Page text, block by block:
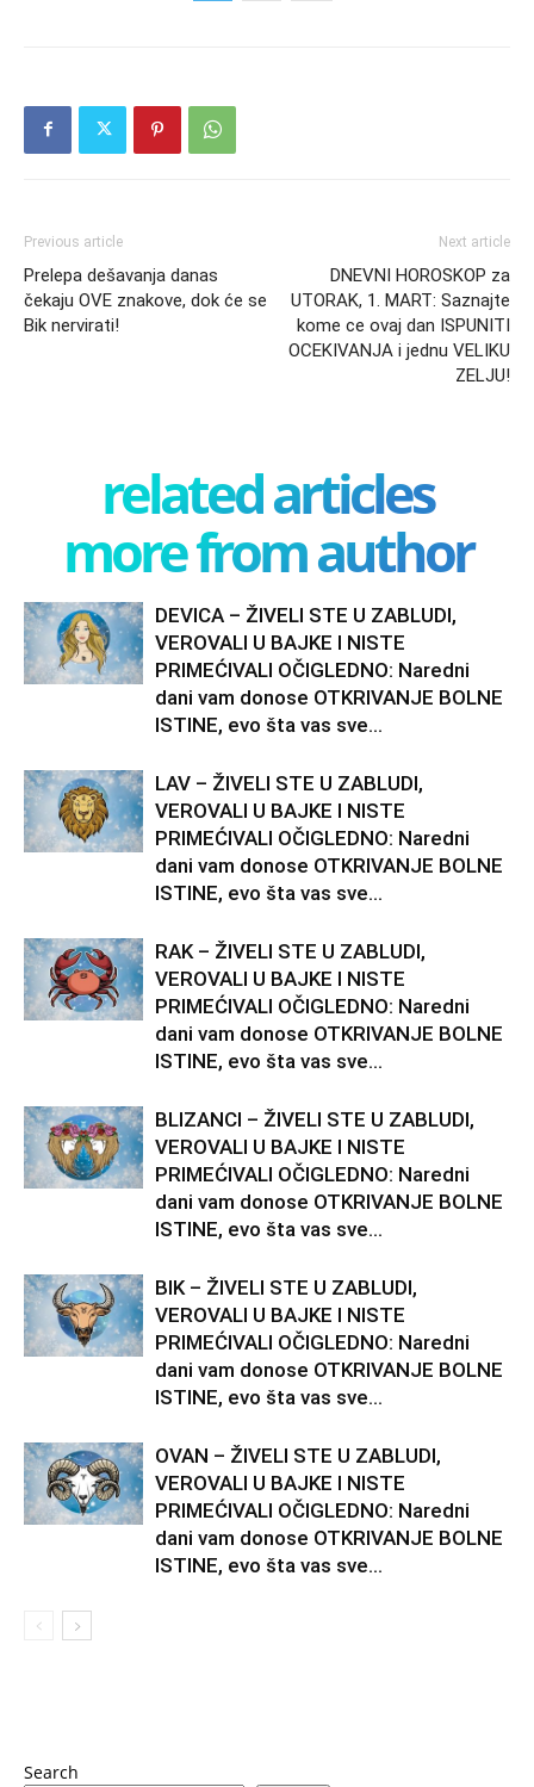
Previous article
Prelepa dešavanja danas
čekaju OVE znakove, dok će se
Bik nervirati!
Next article
DNEVNI HOROSKOP za
UTORAK, 1. MART: Saznajte
kome ce ovaj dan ISPUNITI
OCEKIVANJA i jednu VELIKU
ZELJU!
related articles
more from author
DEVICA – ŽIVELI STE U ZABLUDI,
VEROVALI U BAJKE I NISTE
PRIMEĆIVALI OČIGLEDNO: Naredni
dani vam donose OTKRIVANJE BOLNE
ISTINE, evo šta vas sve...
LAV – ŽIVELI STE U ZABLUDI,
VEROVALI U BAJKE I NISTE
PRIMEĆIVALI OČIGLEDNO: Naredni
dani vam donose OTKRIVANJE BOLNE
ISTINE, evo šta vas sve...
RAK – ŽIVELI STE U ZABLUDI,
VEROVALI U BAJKE I NISTE
PRIMEĆIVALI OČIGLEDNO: Naredni
dani vam donose OTKRIVANJE BOLNE
ISTINE, evo šta vas sve...
BLIZANCI – ŽIVELI STE U ZABLUDI,
VEROVALI U BAJKE I NISTE
PRIMEĆIVALI OČIGLEDNO: Naredni
dani vam donose OTKRIVANJE BOLNE
ISTINE, evo šta vas sve...
BIK – ŽIVELI STE U ZABLUDI,
VEROVALI U BAJKE I NISTE
PRIMEĆIVALI OČIGLEDNO: Naredni
dani vam donose OTKRIVANJE BOLNE
ISTINE, evo šta vas sve...
OVAN – ŽIVELI STE U ZABLUDI,
VEROVALI U BAJKE I NISTE
PRIMEĆIVALI OČIGLEDNO: Naredni
dani vam donose OTKRIVANJE BOLNE
ISTINE, evo šta vas sve...
Search